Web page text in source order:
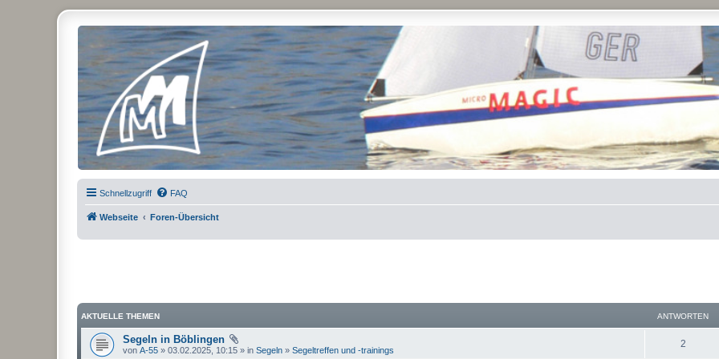
Micro Magic Forum Deutschland
Schnellzugriff FAQ
Webseite Foren-Übersicht
AKTUELLE THEMEN ANTWORTEN
Segeln in Böblingen
von A-55 » 03.02.2025, 10:15 » in Segeln » Segeltreffen und -trainings
2